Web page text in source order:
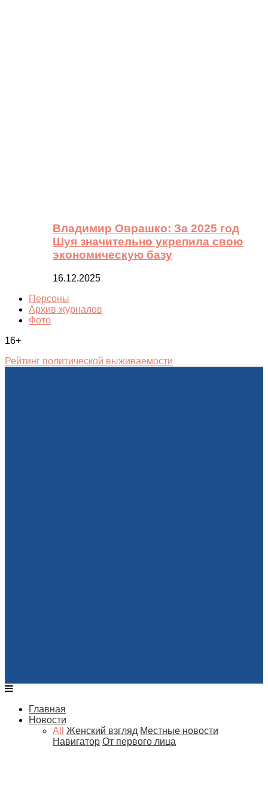
Владимир Оврашко: За 2025 год
Шуя значительно укрепила свою
экономическую базу
16.12.2025
Персоны
Архив журналов
Фото
16+
Рейтинг политической выживаемости
Главная
Новости
All
Женский взгляд Местные новости
Навигатор От первого лица